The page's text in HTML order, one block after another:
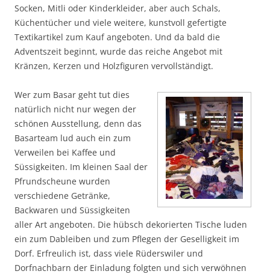
Socken, Mitli oder Kinderkleider, aber auch Schals,
Küchentücher und viele weitere, kunstvoll gefertigte
Textikartikel zum Kauf angeboten. Und da bald die
Adventszeit beginnt, wurde das reiche Angebot mit
Kränzen, Kerzen und Holzfiguren vervollständigt.
Wer zum Basar geht tut dies
natürlich nicht nur wegen der
schönen Ausstellung, denn das
Basarteam lud auch ein zum
Verweilen bei Kaffee und
Süssigkeiten. Im kleinen Saal der
Pfrundscheune wurden
verschiedene Getränke,
Backwaren und Süssigkeiten
aller Art angeboten. Die hübsch dekorierten Tische luden
ein zum Dableiben und zum Pflegen der Geselligkeit im
Dorf. Erfreulich ist, dass viele Rüderswiler und
Dorfnachbarn der Einladung folgten und sich verwöhnen